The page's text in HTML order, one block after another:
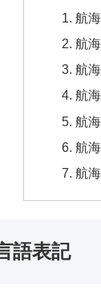
航
航
航
航
航
航
航
語表記